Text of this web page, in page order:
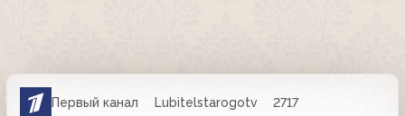
Первый канал Lubitelstarogotv
2717